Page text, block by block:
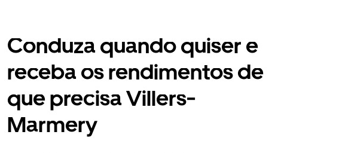
Conduza quando quiser e
receba os rendimentos de
que precisa Villers-
Marmery